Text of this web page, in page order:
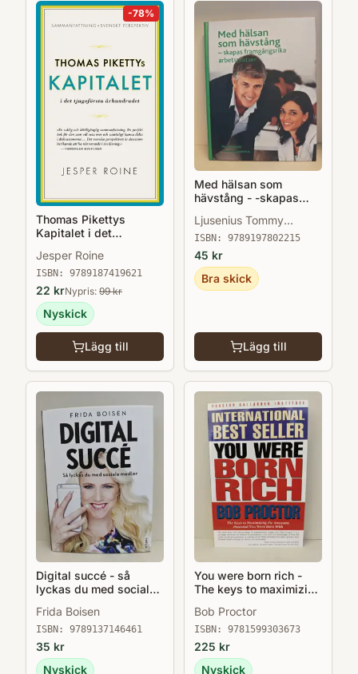
-78%
Thomas Pikettys
Kapitalet i det
: sammanfattning,
svenskt perspektiv
Jesper Roine
ISBN: 9789187419621
22 krNypris: 99kr
Nyskick
Lägg till
Med hälsan som
hävstång - -skapas
arbetsplatser
Ljusenius Tommy
Gärdsell Per
ISBN: 9789197802215
45 kr
Bra skick
Lägg till
Digital succé - så
lyckas du med sociala
Frida Boisen
ISBN: 9789137146461
35 kr
Nyskick
You were born rich -
The keys to maximizing
you were born with
Bob Proctor
ISBN: 9781599303673
225 kr
Nyskick